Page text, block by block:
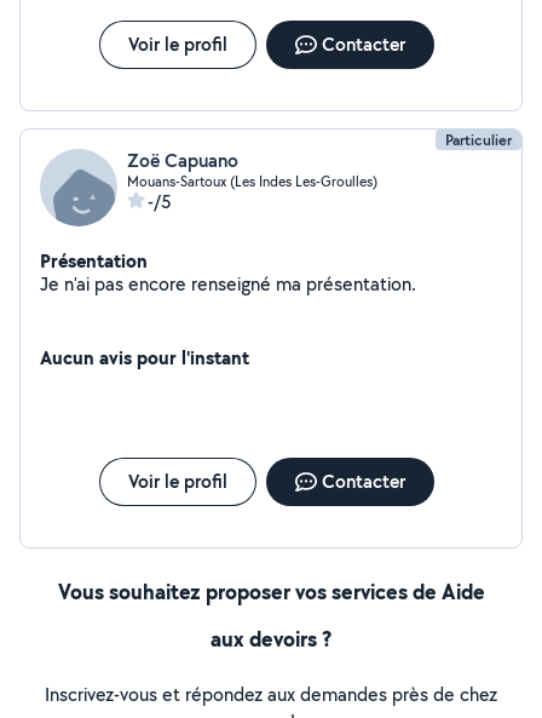
Voir le profil Contacter
Particulier
Zoë Capuano
Mouans-Sartoux (Les Indes Les-Groulles)
-/5
Présentation
Je n'ai pas encore renseigné ma présentation.
Aucun avis pour l'instant
Voir le profil Contacter
Vous souhaitez proposer vos services de Aide
aux devoirs ?
Inscrivez-vous et répondez aux demandes près de chez